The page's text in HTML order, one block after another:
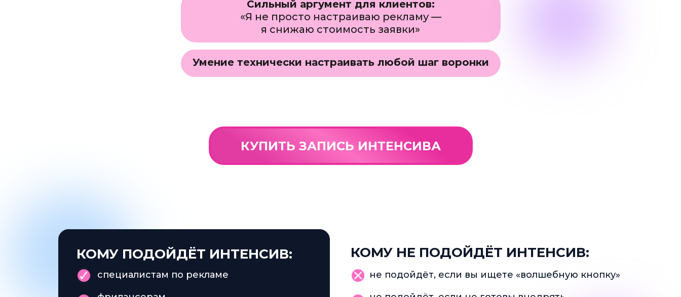
Сильный аргумент для клиентов:
«Я не просто настраиваю рекламу —
я снижаю стоимость заявки»
Умение технически настраивать любой шаг воронки
КУПИТЬ ЗАПИСЬ ИНТЕНСИВА
специалистам по рекламе
КОМУ ПОДОЙДЁТ ИНТЕНСИВ:
не подойдёт, если вы ищете «волшебную кнопку»
КОМУ НЕ ПОДОЙДЁТ ИНТЕНСИВ: